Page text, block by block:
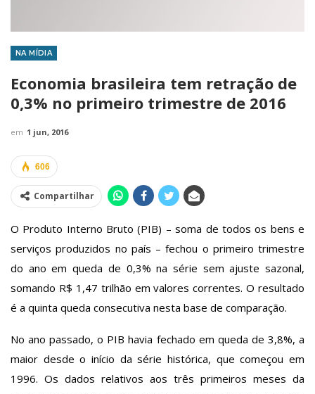
NA MÍDIA
Economia brasileira tem retração de
0,3% no primeiro trimestre de 2016
em 1 jun, 2016
606
Compartilhar
O Produto Interno Bruto (PIB) – soma de todos os bens e
serviços produzidos no país – fechou o primeiro trimestre
do ano em queda de 0,3% na série sem ajuste sazonal,
somando R$ 1,47 trilhão em valores correntes. O resultado
é a quinta queda consecutiva nesta base de comparação.
No ano passado, o PIB havia fechado em queda de 3,8%, a
maior desde o início da série histórica, que começou em
1996. Os dados relativos aos três primeiros meses da